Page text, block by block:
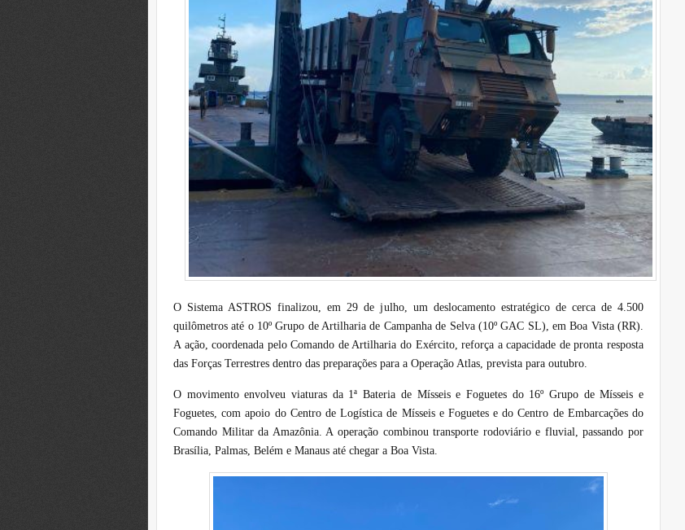
O Sistema ASTROS finalizou, em 29 de julho, um deslocamento estratégico de cerca de 4.500
quilômetros até o 10º Grupo de Artilharia de Campanha de Selva (10º GAC SL), em Boa Vista (RR).
A ação, coordenada pelo Comando de Artilharia do Exército, reforça a capacidade de pronta resposta
das Forças Terrestres dentro das preparações para a Operação Atlas, prevista para outubro.
O movimento envolveu viaturas da 1ª Bateria de Mísseis e Foguetes do 16º Grupo de Mísseis e
Foguetes, com apoio do Centro de Logística de Mísseis e Foguetes e do Centro de Embarcações do
Comando Militar da Amazônia. A operação combinou transporte rodoviário e fluvial, passando por
Brasília, Palmas, Belém e Manaus até chegar a Boa Vista.